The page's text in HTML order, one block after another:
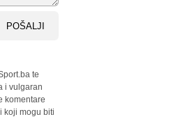
POŠALJI
te
i vulgaran
komentare
koji mogu biti